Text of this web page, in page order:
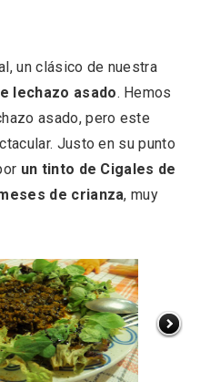
un clásico de nuestra
lechazo asado. Hemos
asado, pero este
Justo en su punto
un tinto de Cigales de
de crianza, muy
Fuenterrebollo